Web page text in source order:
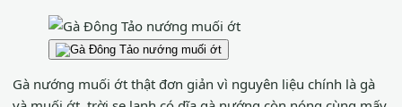
Gà nướng muối ớt thật đơn giản vì nguyên liệu chính là gà